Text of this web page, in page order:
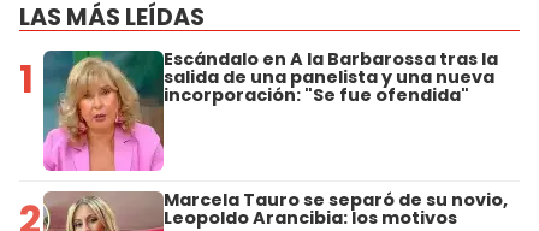
LAS MÁS LEÍDAS
1 Escándalo en A la Barbarossa tras la
salida de una panelista y una nueva
incorporación: "Se fue ofendida"
2 Marcela Tauro se separó de su novio,
Leopoldo Arancibia: los motivos